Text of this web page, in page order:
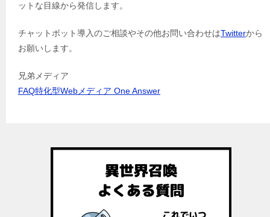
ットな目線から発信します。
チャットボット導入のご相談やその他お問い合わせはTwitterから
お願いします。
兄弟メディア
FAQ特化型Webメディア One Answer